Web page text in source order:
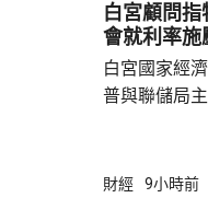
整體經濟有
白宮顧問
會就利率施
白宮國家經
普與聯儲局
什和特朗普
財經 9小時前